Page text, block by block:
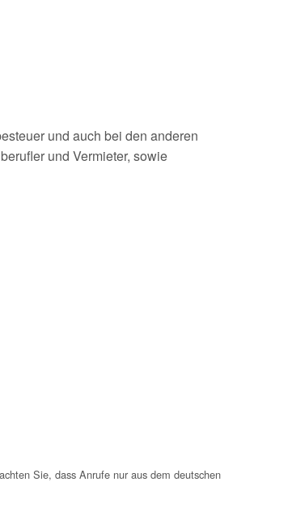
und auch bei den anderen
und Vermieter, sowie
Sie, dass Anrufe nur aus dem deutschen